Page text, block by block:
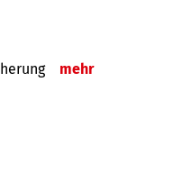
mehr